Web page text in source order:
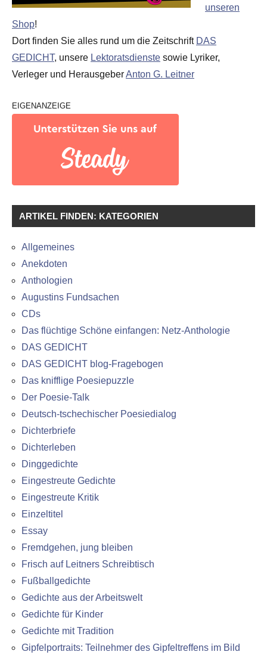
unseren
Shop!
Dort finden Sie alles rund um die Zeitschrift DAS
GEDICHT, unsere Lektoratsdienste sowie Lyriker,
Verleger und HerausgeberAnton G. Leitner
EIGENANZEIGE
ARTIKEL FINDEN: KATEGORIEN
Allgemeines
Anekdoten
Anthologien
Augustins Fundsachen
CDs
Das flüchtige Schöne einfangen: Netz-Anthologie
DAS GEDICHT
DAS GEDICHT blog-Fragebogen
Das knifflige Poesiepuzzle
Der Poesie-Talk
Deutsch-tschechischer Poesiedialog
Dichterbriefe
Dichterleben
Dinggedichte
Eingestreute Gedichte
Eingestreute Kritik
Einzeltitel
Essay
Fremdgehen, jung bleiben
Frisch auf Leitners Schreibtisch
Fußballgedichte
Gedichte aus der Arbeitswelt
Gedichte für Kinder
Gedichte mit Tradition
Gipfelportraits: Teilnehmer des Gipfeltreffens im Bild